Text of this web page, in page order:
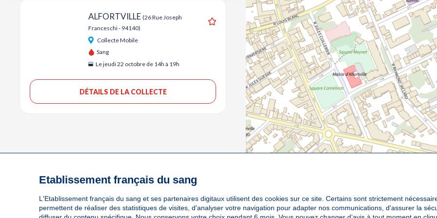
ALFORTVILLE (26 Rue Joseph
Franceschi - 94140)
Ajouter aux favoris
Collecte Mobile
Sang
Le jeudi 22 octobre de 14h à 19h
DÉTAILS DE LA COLLECTE
Etablissement français du sang
L'Etablissement français du sang et ses partenaires digitaux utilisent des cookies sur ce site. Certains sont strictement
permettent de réaliser des statistiques de visites, d'analyser votre navigation pour adapter nos communications, d'assurer la